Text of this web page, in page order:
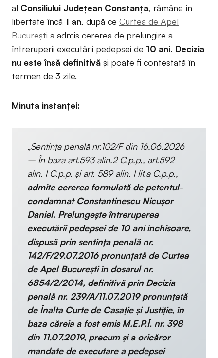
al Consiliului Județean Constanța, rămâne în
libertate încă 1 an, după ce Curtea de Apel
București a admis cererea de prelungire a
întreruperii executării pedepsei de 10 ani. Decizia
nu este însă definitivă și poate fi contestată în
termen de 3 zile.
Minuta instanței:
„Sentinţa penală nr.102/F din 16.06.2026
– În baza art.593 alin.2 C.p.p., art.592
alin. l C.p.p. și art. 589 alin. l lit.a C.p.p.,
admite cererea formulată de petentul-
condamnat Constantinescu Nicușor
Daniel. Prelungește întreruperea
executării pedepsei de 10 ani închisoare,
dispusă prin sentința penală nr.
142/F/29.07.2016 pronunțată de Curtea
de Apel București în dosarul nr.
6854/2/2014, definitivă prin Decizia
penală nr. 239/A/11.07.2019 pronunțată
de Înalta Curte de Casație și Justiție, în
baza căreia a fost emis M.E.P.Î. nr. 398
din 11.07.2019, precum și a oricăror
mandate de executare a pedepsei